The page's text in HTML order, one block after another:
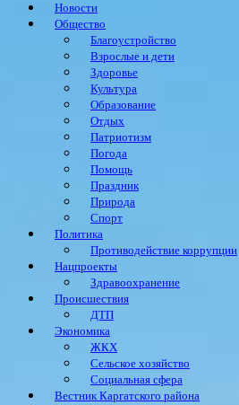
Новости
Общество
Благоустройство
Взрослые и дети
Здоровье
Культура
Образование
Отдых
Патриотизм
Погода
Помощь
Праздник
Природа
Спорт
Политика
Противодействие коррупции
Нацпроекты
Здравоохранение
Происшествия
ДТП
Экономика
ЖКХ
Сельское хозяйство
Социальная сфера
Вестник Каргатского района